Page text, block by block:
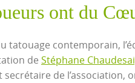
ont du
tatouage contemporain,
de Stéphane
de l’association,